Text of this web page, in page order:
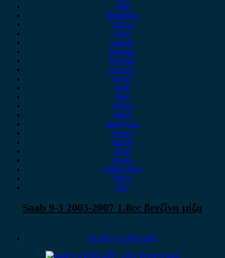
Mini
Mitsubishi
Nissan
Opel
Omoda
Peugeot
Porsche
Renault
Rover
Saab
Seat
Skoda
Smart
ssangyong
Subaru
Suzuki
Tesla
Toyota
Volkswagen
Volvo
Xev
Saab 9-3 2003-2007 1.8cc βενζίνη μίζα
SAAB 9-3 2003-2007